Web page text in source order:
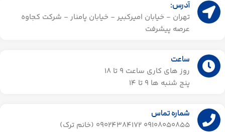
آدرس:
تهران - خیابان امیرکبیر - خیابان پامنار - شرکت کجاوه
عرصه پیشرفت
ساعت
روز های کاری ساعت ۹ تا 18
پنج شنبه ها 9 تا 14​
شماره تماس
09108050855 09024384172 (خانم ترک)